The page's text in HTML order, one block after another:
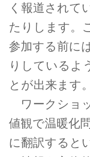
く報道されて
たりします。
参加する前に
りしているよ
とが出来ます。
ワークショ
値観で温暖化
に翻訳すると